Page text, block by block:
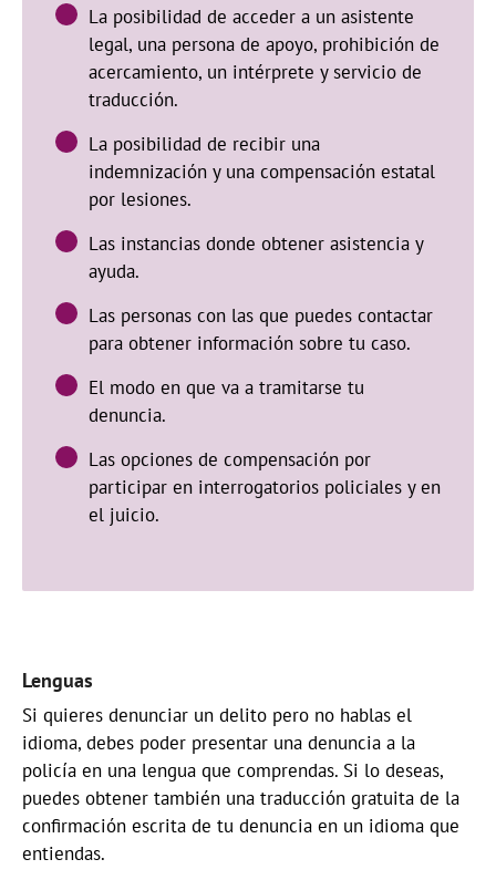
La posibilidad de acceder a un asistente
legal, una persona de apoyo, prohibición de
acercamiento, un intérprete y servicio de
traducción.
La posibilidad de recibir una
indemnización y una compensación estatal
por lesiones.
Las instancias donde obtener asistencia y
ayuda.
Las personas con las que puedes contactar
para obtener información sobre tu caso.
El modo en que va a tramitarse tu
denuncia.
Las opciones de compensación por
participar en interrogatorios policiales y en
el juicio.
Lenguas
Si quieres denunciar un delito pero no hablas el
idioma, debes poder presentar una denuncia a la
policía en una lengua que comprendas. Si lo deseas,
puedes obtener también una traducción gratuita de la
confirmación escrita de tu denuncia en un idioma que
entiendas.